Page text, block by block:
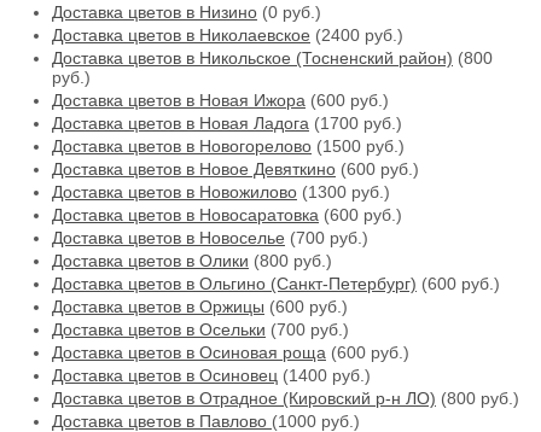
Доставка цветов в Низино (0 руб.)
Доставка цветов в Николаевское (2400 руб.)
Доставка цветов в Никольское (Тосненский район) (800
руб.)
Доставка цветов в Новая Ижора (600 руб.)
Доставка цветов в Новая Ладога (1700 руб.)
Доставка цветов в Новогорелово (1500 руб.)
Доставка цветов в Новое Девяткино (600 руб.)
Доставка цветов в Новожилово (1300 руб.)
Доставка цветов в Новосаратовка (600 руб.)
Доставка цветов в Новоселье (700 руб.)
Доставка цветов в Олики (800 руб.)
Доставка цветов в Ольгино (Санкт-Петербург) (600 руб.)
Доставка цветов в Оржицы (600 руб.)
Доставка цветов в Осельки (700 руб.)
Доставка цветов в Осиновая роща (600 руб.)
Доставка цветов в Осиновец (1400 руб.)
Доставка цветов в Отрадное (Кировский р-н ЛО) (800 руб.)
Доставка цветов в Павлово (1000 руб.)